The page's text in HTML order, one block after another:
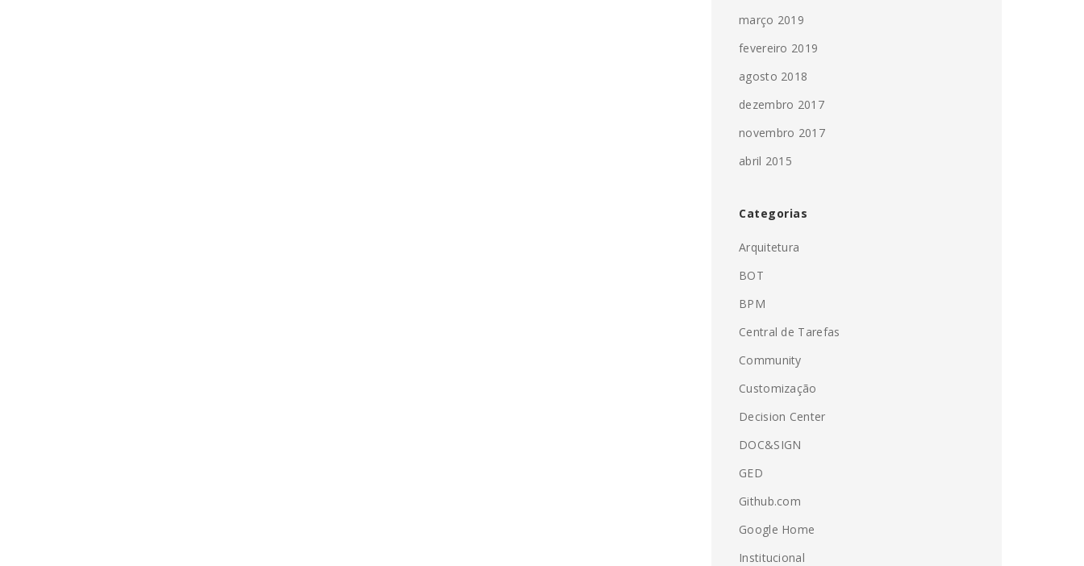
março 2019
fevereiro 2019
agosto 2018
dezembro 2017
novembro 2017
abril 2015
Categorias
Arquitetura
BOT
BPM
Central de Tarefas
Community
Customização
Decision Center
DOC&SIGN
GED
Github.com
Google Home
Institucional